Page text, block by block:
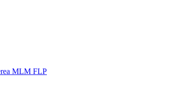
MLM FLP